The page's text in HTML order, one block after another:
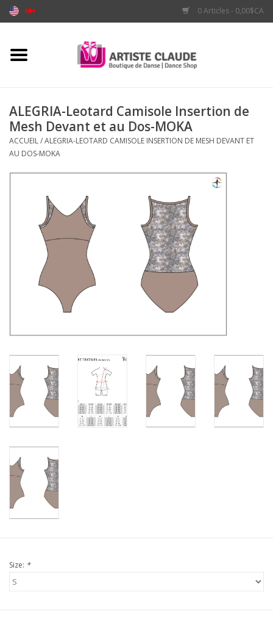
0 Articles - 0,00$CA
Accueil
Vêtements
ALEGRIA-Leotard Camisole Insertion de
Mesh Devant et au Dos-MOKA
ACCUEIL/ALEGRIA-LEOTARD CAMISOLE INSERTION DE MESH DEVANT ET
AU DOS-MOKA
Size: *